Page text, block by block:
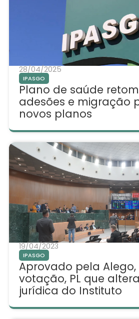
28/04/2025
IPASGO
Plano de saúde
adesões e migração
novos planos
19/04/2023
IPASGO
Aprovado pela
votação, PL que
jurídica do Instituto